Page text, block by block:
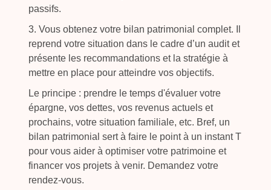
passifs.
3. Vous obtenez votre bilan patrimonial complet. Il
reprend votre situation dans le cadre d’un audit et
présente les recommandations et la stratégie à
mettre en place pour atteindre vos objectifs.
Le principe : prendre le temps d'évaluer votre
épargne, vos dettes, vos revenus actuels et
prochains, votre situation familiale, etc. Bref, un
bilan patrimonial sert à faire le point à un instant T
pour vous aider à optimiser votre patrimoine et
financer vos projets à venir. Demandez votre
rendez-vous.